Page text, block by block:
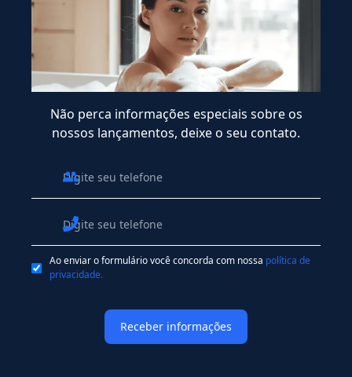
Não perca informações especiais sobre os
nossos lançamentos, deixe o seu contato.
Nome
Whatsapp
Ao enviar o formulário você concorda com nossa política de
privacidade.